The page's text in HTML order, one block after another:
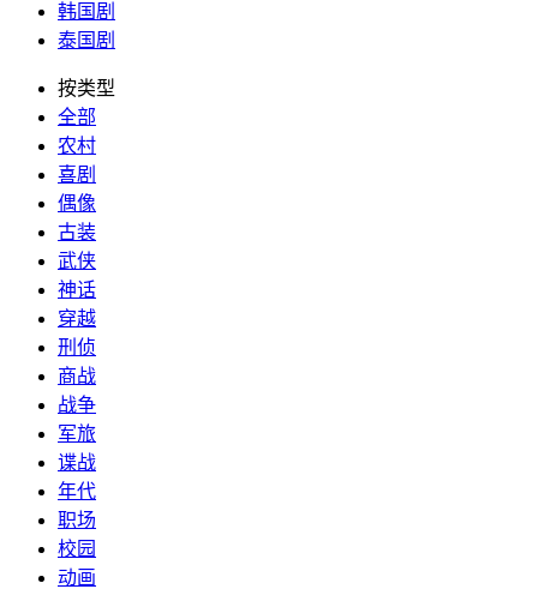
韩国剧
泰国剧
按类型
全部
农村
喜剧
偶像
古装
武侠
神话
穿越
刑侦
商战
战争
军旅
谍战
年代
职场
校园
动画